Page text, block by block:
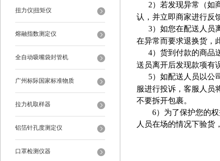
扭力仪|扭矩仪
熔融指数测定仪
全自动吸嘴袋封管机
广州标际国家标准物质
拉力机取样器
铝箔针孔度测定仪
口罩检测仪器
2）若发现异常（如
认，并立即商家进行反
3）如您在配送人员
在异常而要求退换货，
4）货到付款的商品
送员离开后发现款项有
5）如配送人员以公
服进行投诉，客服人员
不要拆开包裹。
6）为了保护您的
人员在场的情况下验货